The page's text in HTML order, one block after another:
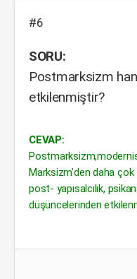
#6
SORU:
Postmarksizm
etkilenmiştir?
CEVAP:
Marksizm’den daha çok
post- yapısalcılık,
düşüncelerinden